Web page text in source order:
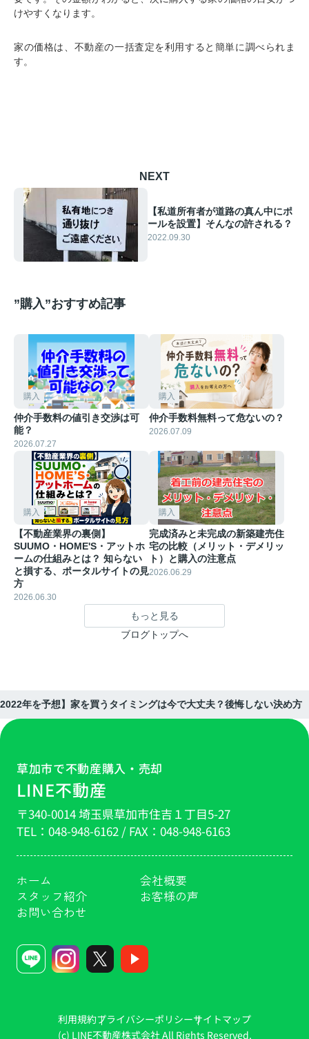
けやすくなります。
家の価格は、不動産の一括査定を利用すると簡単に調べられま
す。
NEXT
【私道所有者が道路の真ん中にポ
ールを設置】そんなの許される？
2022.09.30
”購入”おすすめ記事
購入
仲介手数料の値引き交渉は可
能？
2026.07.27
購入
仲介手数料無料って危ないの？
2026.07.09
購入
【不動産業界の裏側】
SUUMO・HOME'S・アットホ
ームの仕組みとは？ 知らない
と損する、ポータルサイトの見
方
2026.06.30
購入
完成済みと未完成の新築建売住
宅の比較（メリット・デメリッ
ト）と購入の注意点
2026.06.29
もっと見る
ブログトップへ
年を予想】家を買うタイミングは今で大丈夫？後悔しない決め方
草加市で不動産購入・売却
LINE不動産
〒340-0014 埼玉県草加市住吉１丁目5-27
TEL： 048-948-6162/ FAX： 048-948-6163
ホーム
会社概要
スタッフ紹介
お客様の声
お問い合わせ
利用規約プライバシーポリシーサイトマップ
(c) LINE不動産株式会社 All Rights Reserved.